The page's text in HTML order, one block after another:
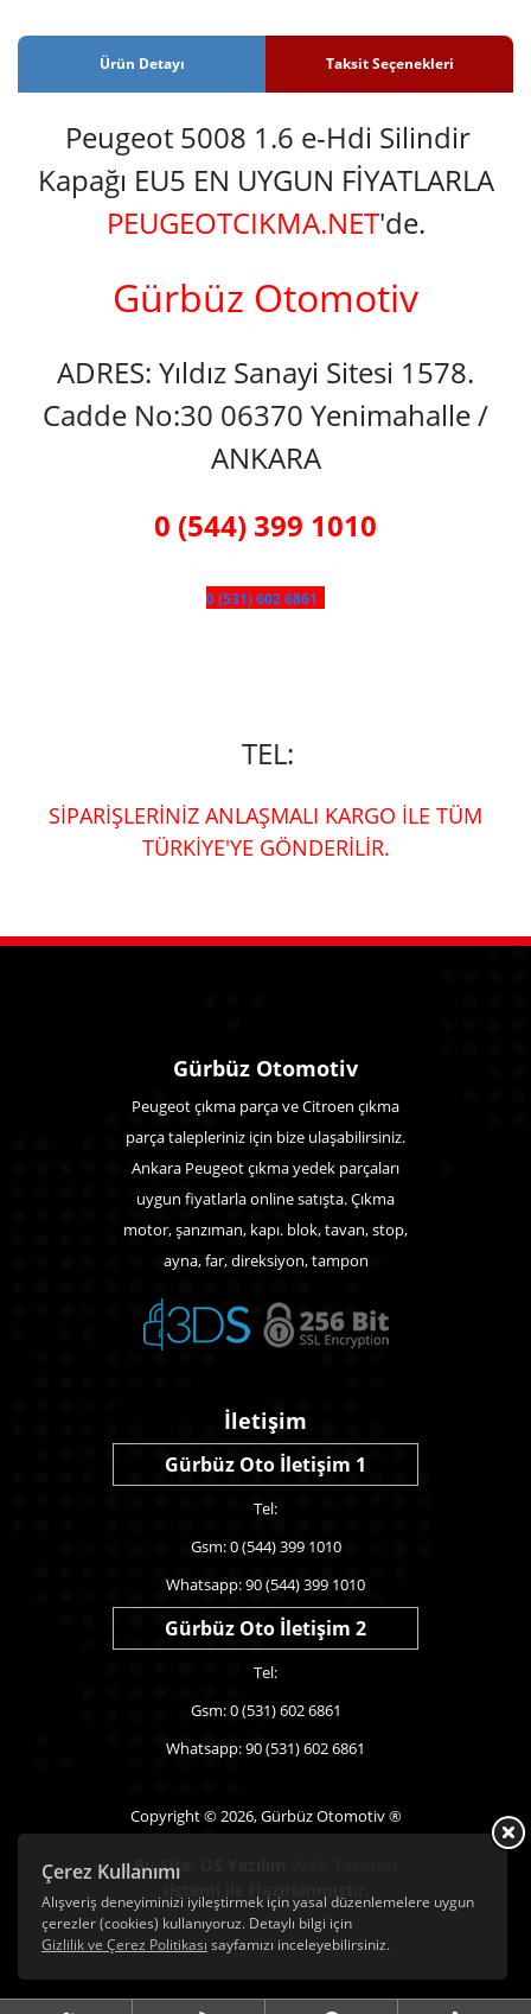
Ürün Detayı Taksit Seçenekleri
Peugeot 5008 1.6 e-Hdi Silindir
Kapağı EU5 EN UYGUN FİYATLARLA
PEUGEOTCIKMA.NET'de.
Gürbüz Otomotiv
ADRES: Yıldız Sanayi Sitesi 1578.
Cadde No:30 06370 Yenimahalle /
ANKARA
0 (544) 399 1010
0 (531) 602 6861
TEL:
SİPARİŞLERİNİZ ANLAŞMALI KARGO İLE TÜM
TÜRKİYE'YE GÖNDERİLİR.
Çerez Kullanımı
Alışveriş deneyiminizi iyileştirmek için yasal düzenlemelere uygun
çerezler (cookies) kullanıyoruz. Detaylı bilgi için
Gizlilik ve Çerez Politikası sayfamızı inceleyebilirsiniz.
Gürbüz Otomotiv
Peugeot çıkma parça ve Citroen çıkma
parça talepleriniz için bize ulaşabilirsiniz.
Ankara Peugeot çıkma yedek parçaları
uygun fiyatlarla online satışta. Çıkma
motor, şanzıman, kapı. blok, tavan, stop,
ayna, far, direksiyon, tampon
İletişim
Gürbüz Oto İletişim 1
Tel:
Gsm: 0 (544) 399 1010
Whatsapp: 90 (544) 399 1010
Gürbüz Oto İletişim 2
Tel:
Gsm: 0 (531) 602 6861
Whatsapp: 90 (531) 602 6861
Copyright © 2026, Gürbüz Otomotiv ®
Bu Site,